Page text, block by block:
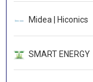
Midea | Hiconics
SMART ENERGY